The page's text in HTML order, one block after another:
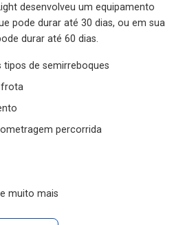
desenvolveu um equipamento
pode durar até 30 dias, ou em sua
durar até 60 dias.
de semirreboques
frota
percorrida
muito mais